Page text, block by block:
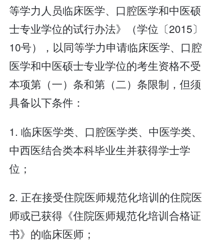
等学力人员临床医学、口腔医学和中医硕
士专业学位的试行办法》（学位〔2015〕
10号），以同等学力申请临床医学、口腔
医学和中医硕士专业学位的考生资格不受
本项第（一）条和第（二）条限制，但须
具备以下条件：
1. 临床医学类、口腔医学类、中医学类、
中西医结合类本科毕业生并获得学士学
位；
2. 正在接受住院医师规范化培训的住院医
师或已获得《住院医师规范化培训合格证
书》的临床医师；